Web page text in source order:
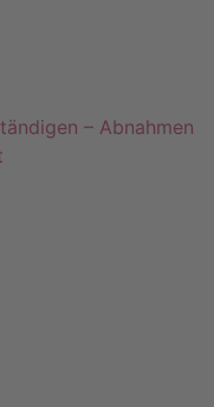
– Abnahmen